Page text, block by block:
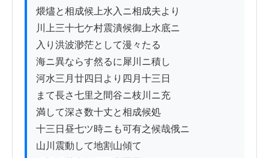
煨燼と相成候上水入ニ相成夫より
川上三十七ケ村震潰候御上水底ニ
入り洪波渺茫として漫々たる
海ニ異ならす然るに犀川ニ積し
河水三月廿四日より四月十三日
まて長さ七里之間谷ニ枝川ニ充
満して深さ数十丈と相成候処
十三日昼七ツ時ニも可有之候哉俄ニ
山川震動して地割山傾て